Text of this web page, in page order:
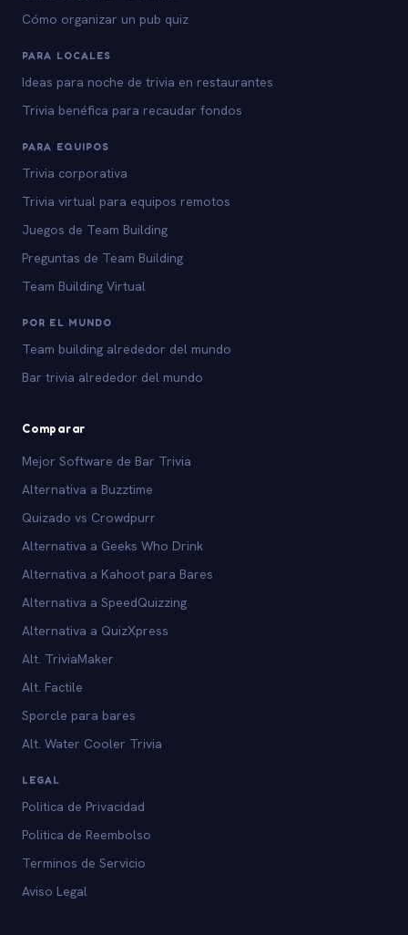
Cómo organizar un pub quiz
PARA LOCALES
Ideas para noche de trivia en restaurantes
Trivia benéfica para recaudar fondos
PARA EQUIPOS
Trivia corporativa
Trivia virtual para equipos remotos
Juegos de Team Building
Preguntas de Team Building
Team Building Virtual
POR EL MUNDO
Team building alrededor del mundo
Bar trivia alrededor del mundo
Comparar
Mejor Software de Bar Trivia
Alternativa a Buzztime
Quizado vs Crowdpurr
Alternativa a Geeks Who Drink
Alternativa a Kahoot para Bares
Alternativa a SpeedQuizzing
Alternativa a QuizXpress
Alt. TriviaMaker
Alt. Factile
Sporcle para bares
Alt. Water Cooler Trivia
LEGAL
Politica de Privacidad
Politica de Reembolso
Terminos de Servicio
Aviso Legal